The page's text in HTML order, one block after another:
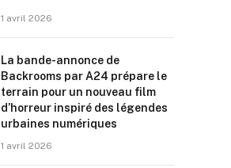
1 avril 2026
La bande-annonce de
Backrooms par A24 prépare le
terrain pour un nouveau film
d’horreur inspiré des légendes
urbaines numériques
1 avril 2026